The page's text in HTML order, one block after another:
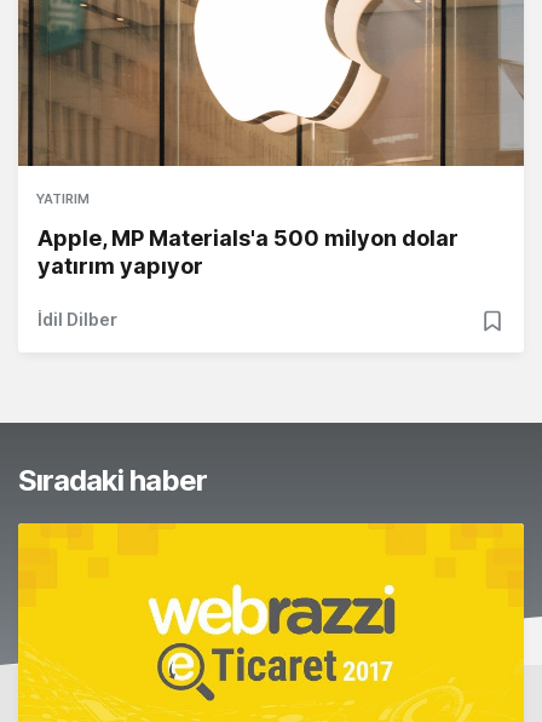
YATIRIM
Apple, MP Materials'a 500 milyon dolar
yatırım yapıyor
İdil Dilber
Sıradaki haber